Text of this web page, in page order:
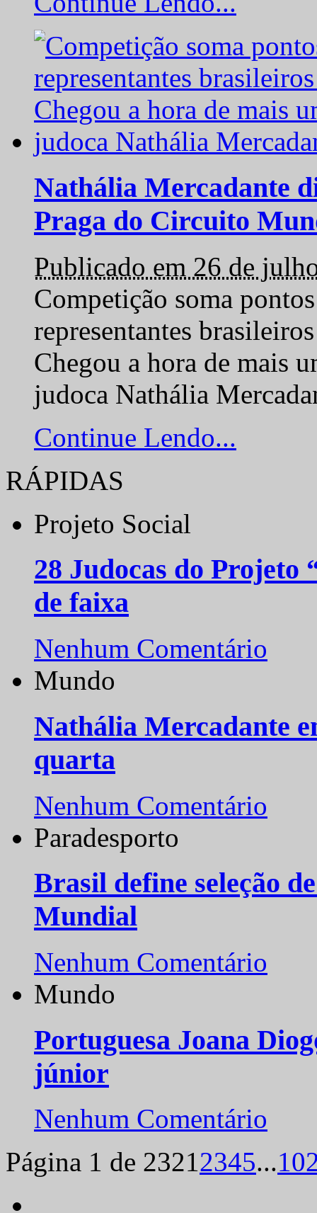
Nathália Mercadante
Praga do Circuito
Publicado em 26 de
Competição soma
representantes
Chegou a hora de mais
judoca Nathália
Continue Lendo...
RÁPIDAS
Projeto Social
28 Judocas do
de faixa
Nenhum Comentário
Mundo
Nathália Mercadante
quarta
Nenhum Comentário
Paradesporto
Brasil define seleção
Mundial
Nenhum Comentário
Mundo
Portuguesa Joana
júnior
Nenhum Comentário
Página 1 de 23212345...10